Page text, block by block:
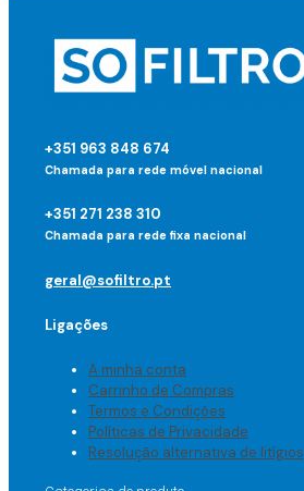
+351 963 848 674
Chamada para rede móvel nacional
+351 271 238 310
Chamada para rede fixa nacional
geral@sofiltro.pt
Ligações
A minha conta
Carrinho de Compras
Termos e Condições
Políticas de Privacidade
Resolução alternativa de litígios